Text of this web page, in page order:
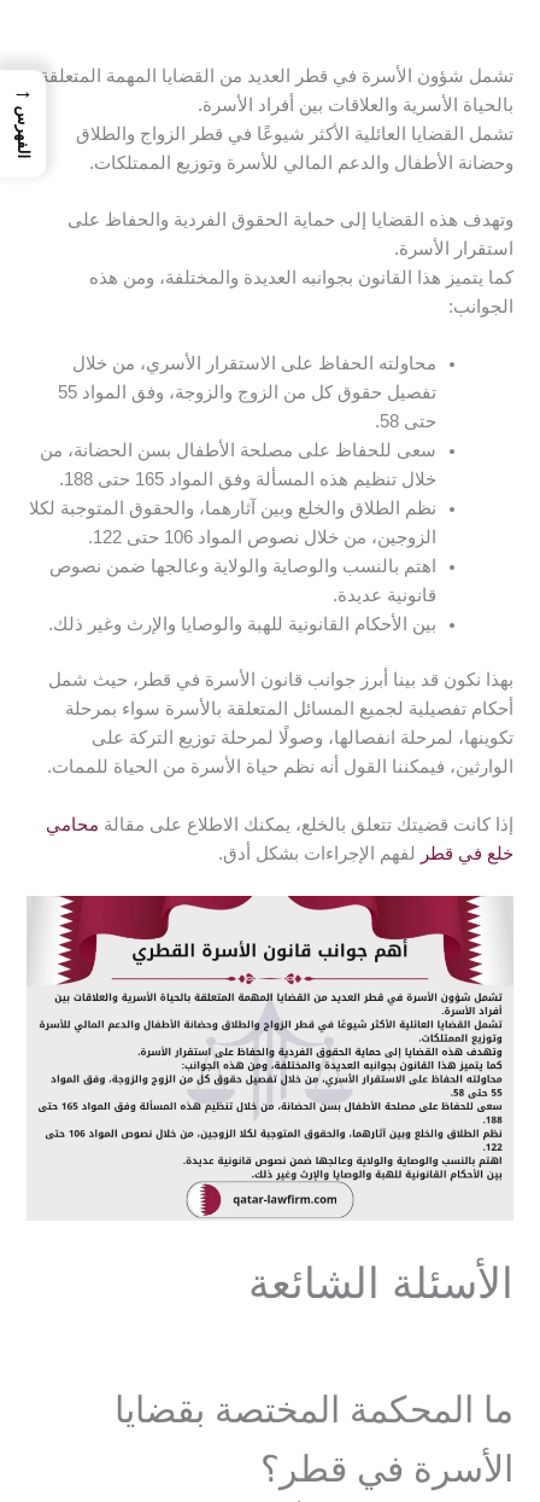
تشمل شؤون الأسرة في قطر العديد من القضايا المهمة المتعلقة
بالحياة الأسرية والعلاقات بين أفراد الأسرة.
تشمل القضايا العائلية الأكثر شيوعًا في قطر الزواج والطلاق
وحضانة الأطفال والدعم المالي للأسرة وتوزيع الممتلكات.
وتهدف هذه القضايا إلى حماية الحقوق الفردية والحفاظ على
استقرار الأسرة.
كما يتميز هذا القانون بجوانبه العديدة والمختلفة، ومن هذه
الجوانب:
محاولته الحفاظ على الاستقرار الأسري، من خلال
تفصيل حقوق كل من الزوج والزوجة، وفق المواد 55
حتى 58.
سعى للحفاظ على مصلحة الأطفال بسن الحضانة، من
خلال تنظيم هذه المسألة وفق المواد 165 حتى 188.
نظم الطلاق والخلع وبين آثارهما، والحقوق المتوجبة لكلا
الزوجين، من خلال نصوص المواد 106 حتى 122.
اهتم بالنسب والوصاية والولاية وعالجها ضمن نصوص
قانونية عديدة.
بين الأحكام القانونية للهبة والوصايا والإرث وغير ذلك.
بهذا نكون قد بينا أبرز جوانب قانون الأسرة في قطر، حيث شمل
أحكام تفصيلية لجميع المسائل المتعلقة بالأسرة سواء بمرحلة
تكوينها، لمرحلة انفصالها، وصولًا لمرحلة توزيع التركة على
الوارثين، فيمكننا القول أنه نظم حياة الأسرة من الحياة للممات.
إذا كانت قضيتك تتعلق بالخلع، يمكنك الاطلاع على مقالة محامي
خلع في قطر
لفهم الإجراءات بشكل أدق.
الأسئلة الشائعة
ما المحكمة المختصة بقضايا
الأسرة في قطر؟
→
الفهرس